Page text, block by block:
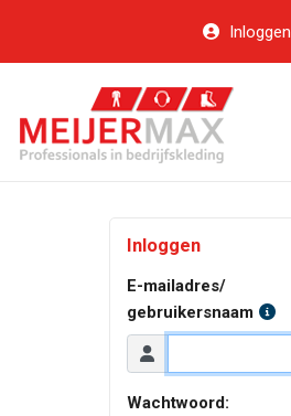
Inloggen
Inloggen
E-mailadres/
gebruikersnaam
Wachtwoord: